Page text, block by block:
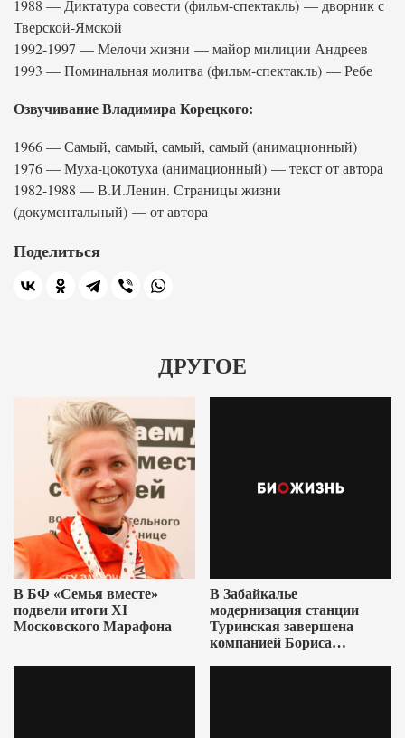
1988 — Диктатура совести (фильм-спектакль) — дворник с
Тверской-Ямской
1992-1997 — Мелочи жизни — майор милиции Андреев
1993 — Поминальная молитва (фильм-спектакль) — Ребе
Озвучивание Владимира Корецкого:
1966 — Самый, самый, самый, самый (анимационный)
1976 — Муха-цокотуха (анимационный) — текст от автора
1982-1988 — В.И.Ленин. Страницы жизни
(документальный) — от автора
Поделиться
ДРУГОЕ
В БФ «Семья вместе»
подвели итоги XI
Московского Марафона
В Забайкалье
модернизация станции
Туринская завершена
компанией Бориса